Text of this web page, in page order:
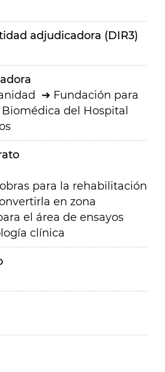
adjudicadora (DIR3)
Fundación para
del Hospital
para la rehabilitación
en zona
el área de ensayos
clínica